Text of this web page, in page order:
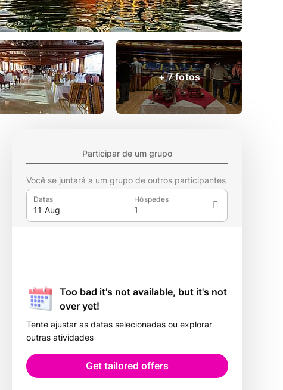
+ 7 fotos
Participar de um grupo
Você se juntará a um grupo de outros participantes
Datas Hóspedes
Too bad it's not available, but it's not
over yet!
Tente ajustar as datas selecionadas ou explorar
outras atividades
Get tailored offers